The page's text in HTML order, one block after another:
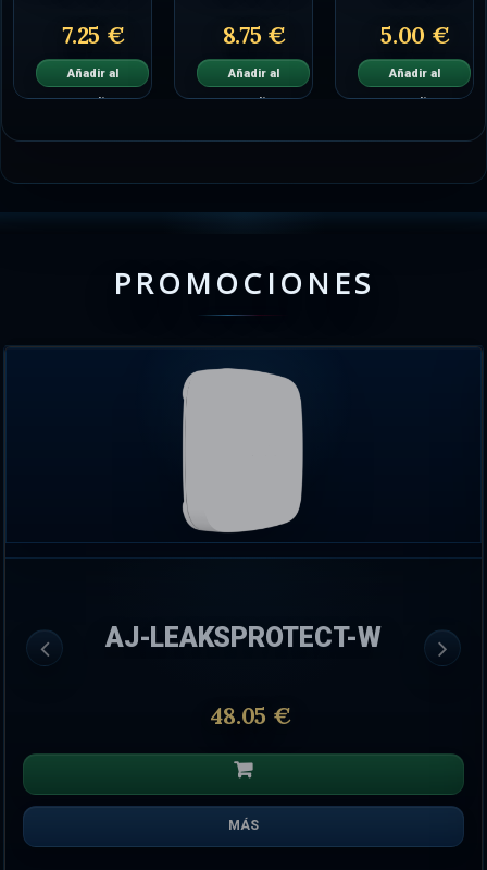
7.25 €
Añadir al
carrito
8.75 €
Añadir al
carrito
5.00 €
Añadir al
carrito
PROMOCIONES
AJ-LEAKSPROTECT-W
48.05 €
MÁS